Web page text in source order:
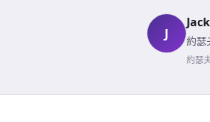
J
Jack
約瑟
約瑟